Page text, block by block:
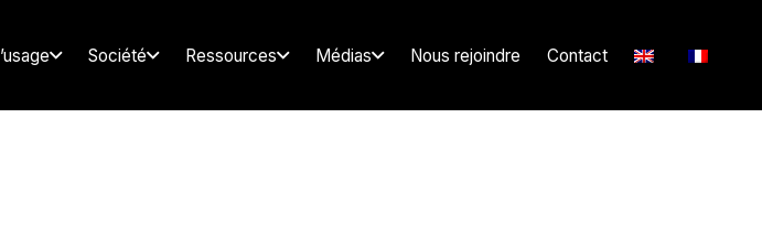
Société Ressources Médias Nous rejoindre Contact